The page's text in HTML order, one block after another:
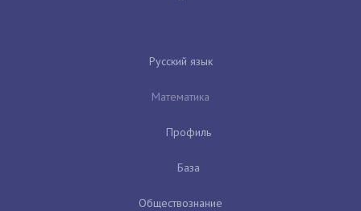
Русский язык
Математика
Профиль
База
Обществознание